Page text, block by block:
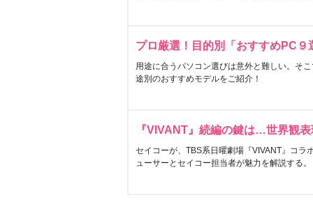
プロ厳選！目的別「おすすめPC９
用途に合うパソコン選びは意外と難しい。そ
途別のおすすめモデルをご紹介！
『VIVANT』続編の鍵は…世界観
セイコーが、TBS系日曜劇場『VIVANT』コラ
ューサーとセイコー担当者が魅力を解説する。